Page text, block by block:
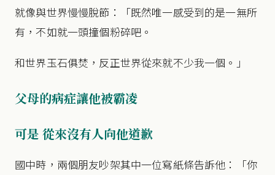
就像與世界慢慢脫節：「既然唯一感受到的是一無所
有，不如就一頭撞個粉碎吧。
和世界玉石俱焚，反正世界從來就不少我一個。」
父母的病症讓他被霸凌
可是 從來沒有人向他道歉
國中時，兩個朋友吵架其中一位寫紙條告訴他：「你